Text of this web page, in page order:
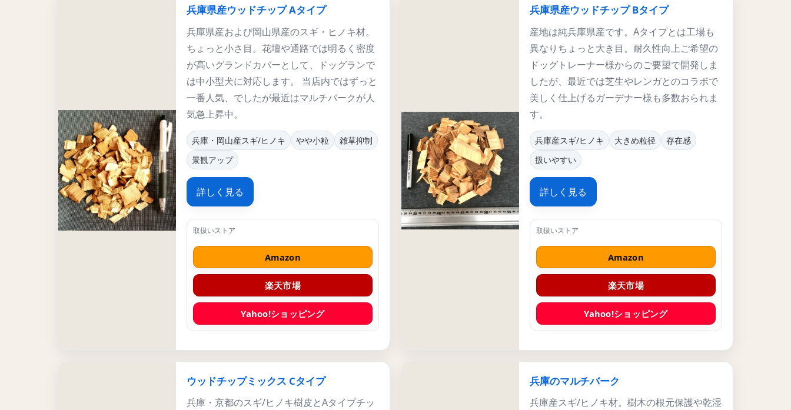
ECサイト部門のAmazon、楽天、Yahooショッピングの佐川急便配送向け在庫は現在の
（なんとか）問題なくお届けできるよう在庫を確保しておりますが、当面綱渡りです。
何卒ご理解を賜りますよう宜しくお願い申し上げます。
ガーデナス店主
兵庫県産ウッドチップ Aタイプ
兵庫県産および岡山県産のスギ・ヒノキ材。
ちょっと小さ目。花壇や通路では明るく密度
が高いグランドカバーとして、ドッグランで
は中小型犬に対応します。 当店内ではずっと
一番人気、でしたが最近はマルチバークが人
気急上昇中。
兵庫・岡山産スギ/ヒノキ やや小粒
雑草抑制
景観アップ
詳しく見る
Amazon
楽天市場
Yahoo!ショッピング
兵庫県産ウッドチップ Bタイプ
産地は純兵庫県産です。Aタイプとは工場も
異なりちょっと大き目。耐久性向上ご希望の
ドッグトレーナー様からのご要望で開発しま
したが、最近では芝生やレンガとのコラボで
美しく仕上げるガーデナー様も多数おられま
す。
兵庫産スギ/ヒノキ 大きめ粒径
存在感
扱いやすい
詳しく見る
Amazon
楽天市場
Yahoo!ショッピング
ウッドチップミックス Cタイプ
兵庫・京都のスギ/ヒノキ樹皮とAタイプチッ
兵庫のマルチバーク
兵庫産スギ/ヒノキ材。樹木の根元保護や乾湿